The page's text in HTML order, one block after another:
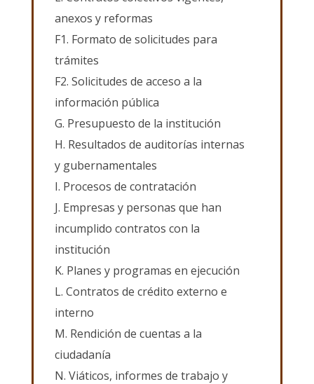
anexos y reformas
F1. Formato de solicitudes para
trámites
F2. Solicitudes de acceso a la
información pública
G. Presupuesto de la institución
H. Resultados de auditorías internas
y gubernamentales
I. Procesos de contratación
J. Empresas y personas que han
incumplido contratos con la
institución
K. Planes y programas en ejecución
L. Contratos de crédito externo e
interno
M. Rendición de cuentas a la
ciudadanía
N. Viáticos, informes de trabajo y